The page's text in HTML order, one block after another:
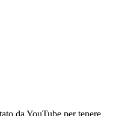
da YouTube per tenere